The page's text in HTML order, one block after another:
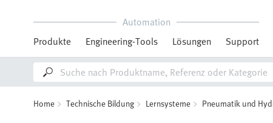
Automation
Produkte
Engineering-Tools Lösungen Support
Home Technische Bildung Lernsysteme Pneumatik und